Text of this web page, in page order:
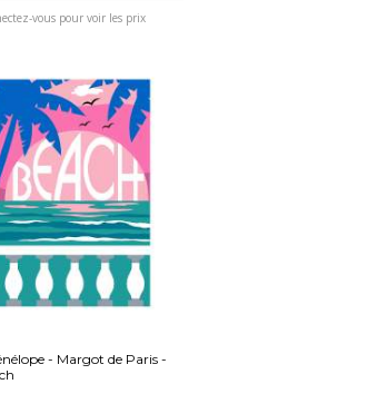
vous pour voir les prix
- Margot de Paris -